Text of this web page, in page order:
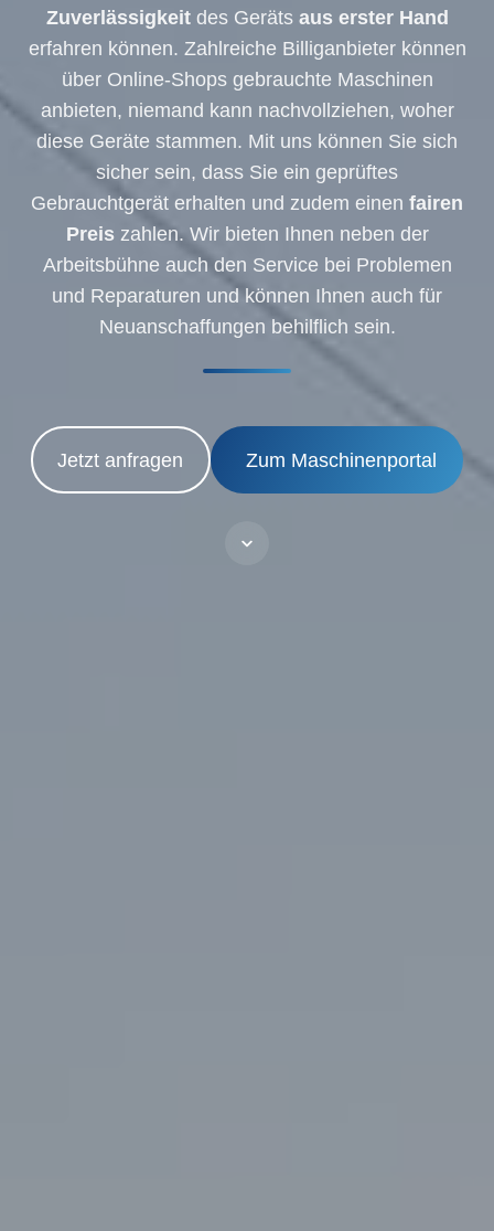
Zuverlässigkeit des Geräts aus erster Hand
erfahren können. Zahlreiche Billiganbieter können
über Online-Shops gebrauchte Maschinen
anbieten, niemand kann nachvollziehen, woher
diese Geräte stammen. Mit uns können Sie sich
sicher sein, dass Sie ein geprüftes
Gebrauchtgerät erhalten und zudem einen fairen
Preis zahlen. Wir bieten Ihnen neben der
Arbeitsbühne auch den Service bei Problemen
und Reparaturen und können Ihnen auch für
Neuanschaffungen behilflich sein.
Jetzt anfragen Zum Maschinenportal